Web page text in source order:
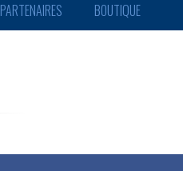
PARTENAIRES BOUTIQUE